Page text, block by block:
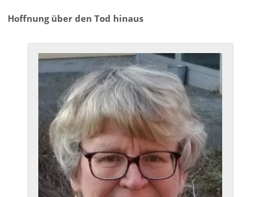
Hoffnung über den Tod hinaus